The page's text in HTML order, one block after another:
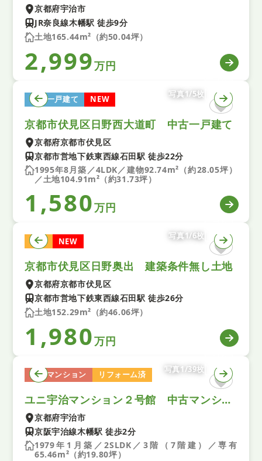
京都府宇治市
JR奈良線木幡駅 徒歩9分
土地165.44m²（約50.04坪）
2,999万円
中古一戸建て NEW
写真1/5枚
京都市伏見区日野西大道町 中古一戸建て
京都府京都市伏見区
京都市営地下鉄東西線石田駅 徒歩22分
1995年8月築／4LDK／建物92.74m²（約28.05坪）
／土地104.91m²（約31.73坪）
1,580万円
土地 NEW
写真1/6枚
京都市伏見区日野奥出 建築条件無し土地
京都府京都市伏見区
京都市営地下鉄東西線石田駅 徒歩26分
土地152.29m²（約46.06坪）
1,980万円
中古マンション リフォーム済
写真1/39枚
ユニ宇治マンション２号館 中古マンション
京都府宇治市
京阪宇治線木幡駅 徒歩2分
1979年1月築／2SLDK／3階（7階建）／専有
65.46m²（約19.80坪）